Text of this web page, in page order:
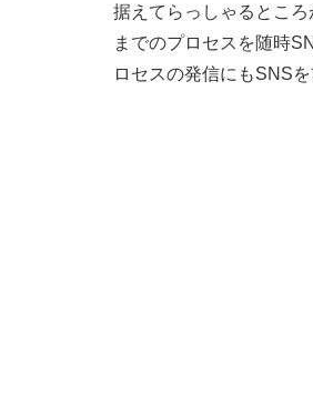
据えてらっしゃるとこ
までのプロセスを随時
ロセスの発信にもSNS